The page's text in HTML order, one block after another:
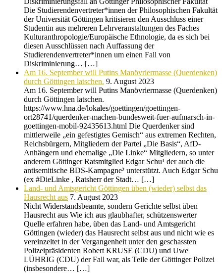
Die Studierendenvertreter*innen der Philosophischen Fakultät
der Universität Göttingen kritisieren den Ausschluss einer
Studentin aus mehreren Lehrveranstaltungen des Faches
Kulturanthropologie/Europäische Ethnologie, da es sich bei
diesen Ausschlüssen nach Auffassung der
Studierendenvertreter*innen um einen Fall von
Diskriminierung… […]
Am 16. September will Putins Manövriermasse (Querdenken)
durch Göttingen latschen. 9. August 2023
Am 16. September will Putins Manövriermasse (Querdenken)
durch Göttingen latschen.
https://www.hna.de/lokales/goettingen/goettingen-
ort28741/querdenker-machen-bundesweit-fuer-aufmarsch-in-
goettingen-mobil-92435613.html Die Querdenker sind
mittlerweile „ein gefestigtes Gemisch“ aus extremen Rechten,
Reichsbürgern, Mitgliedern der Partei „Die Basis“, AfD-
Anhängern und ehemalige „Die Linke“ Mitgliedern, so unter
anderem Göttinger Ratsmitglied Edgar Schu¹ der auch die
antisemitische BDS-Kampagne² unterstützt. Auch Edgar Schu
(ex #DieLinke , Ratsherr der Stadt… […]
Land- und Amtsgericht Göttingen üben (wieder) selbst das
Hausrecht aus 7. August 2023
Nicht Widerstandsbeamte, sondern Gerichte selbst üben
Hausrecht aus Wie ich aus glaubhafter, schützenswerter
Quelle erfahren habe, üben das Land- und Amtsgericht
Göttingen (wieder) das Hausrecht selbst aus und nicht wie es
vereinzeltet in der Vergangenheit unter den geschassten
Polizeipräsidenten Robert KRUSE (CDU) und Uwe
LÜHRIG (CDU) der Fall war, als Teile der Göttinger Polizei
(insbesondere… […]